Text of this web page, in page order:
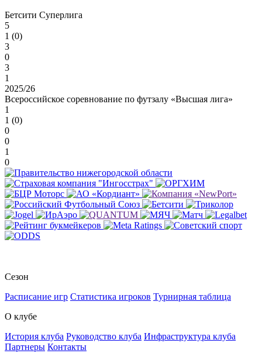
Бетсити Суперлига
5
1 (0)
3
0
3
1
2025/26
Всероссийское соревнование по футзалу «Высшая лига»
1
1 (0)
0
0
1
0
Сезон
Расписание игр Статистика игроков Турнирная таблица
О клубе
История клуба Руководство клуба Инфраструктура клуба
Партнеры Контакты